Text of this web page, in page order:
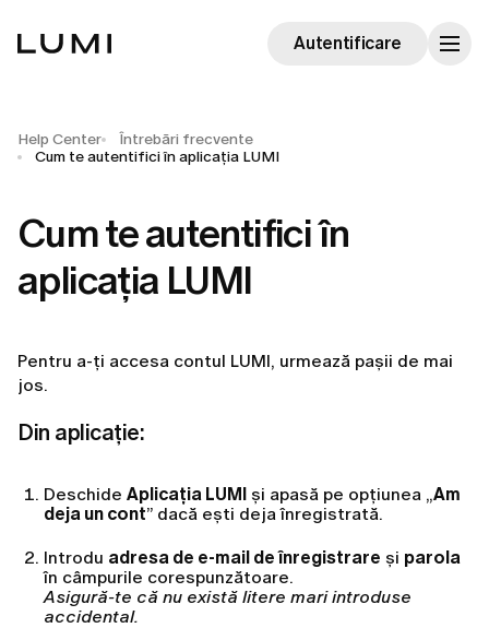
Autentificare
Help Center
Întrebări frecvente
Cum te autentifici în aplicația LUMI
Cum te autentifici în
aplicația LUMI
Pentru a-ți accesa contul LUMI, urmează pașii de mai
jos.
Din aplicație:
Deschide Aplicația LUMI și apasă pe opțiunea „Am
deja un cont” dacă ești deja înregistrată.
Introdu adresa de e-mail de înregistrare și parola
în câmpurile corespunzătoare.
Asigură-te că nu există litere mari introduse
accidental.